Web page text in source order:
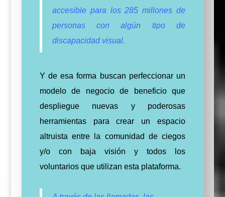
accesible para los 285 millones de
personas con algún tipo de
discapacidad visual.
Y de esa forma buscan perfeccionar un
modelo de negocio de beneficio que
despliegue nuevas y poderosas
herramientas para crear un espacio
altruista entre la comunidad de ciegos
y/o con baja visión y todos los
voluntarios que utilizan esta plataforma.